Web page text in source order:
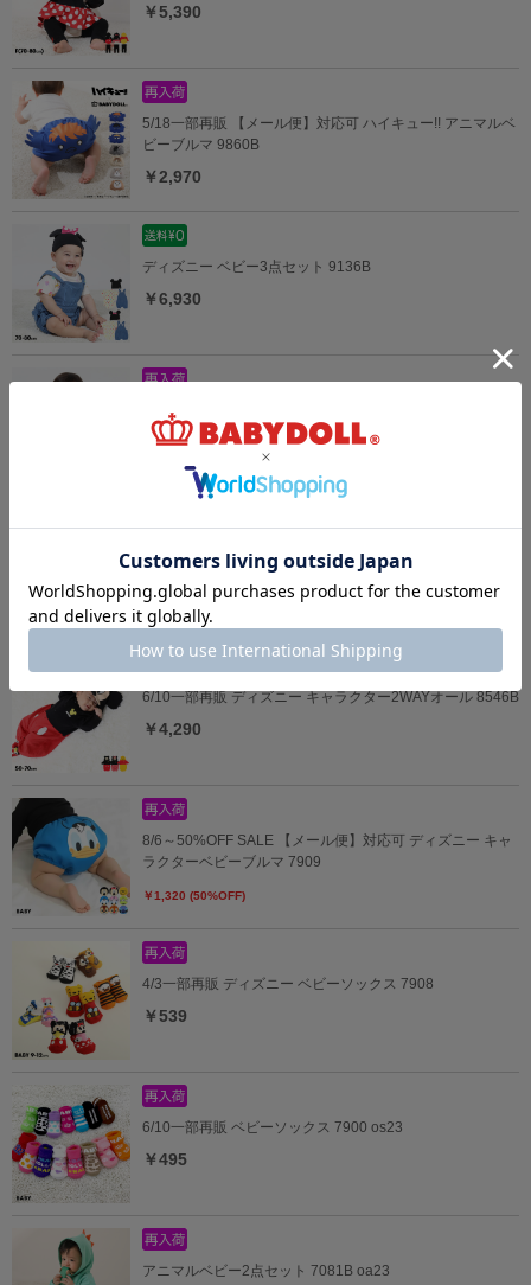
￥5,390
5/18一部再販 【メール便】対応可 ハイキュー!! アニマルベ
ビーブルマ 9860B
￥2,970
ディズニー ベビー3点セット 9136B
￥6,930
5/18一部再販 アニマル ベビー2点セット 9140B
￥5,390
4/8一部再販 ディズニー ベビーソックス 8592
￥539
6/10一部再販 ディズニー キャラクター2WAYオール 8546B
￥4,290
8/6～50%OFF SALE 【メール便】対応可 ディズニー キャ
ラクターベビーブルマ 7909
￥1,320 (50%OFF)
4/3一部再販 ディズニー ベビーソックス 7908
￥539
6/10一部再販 ベビーソックス 7900 os23
￥495
アニマルベビー2点セット 7081B oa23